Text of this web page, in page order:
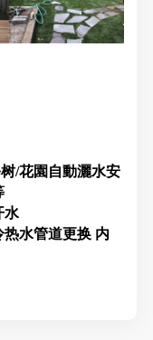
/花園自動灑水安
水
水管道更换 内